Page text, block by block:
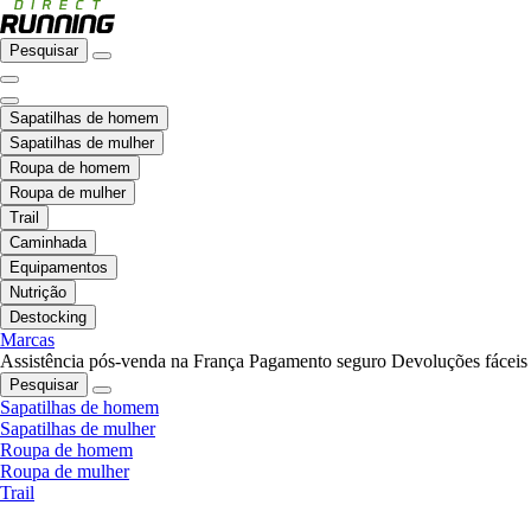
Pesquisar
Sapatilhas de homem
Sapatilhas de mulher
Roupa de homem
Roupa de mulher
Trail
Caminhada
Equipamentos
Nutrição
Destocking
Marcas
Assistência pós-venda na França Pagamento seguro Devoluções fáceis
Pesquisar
Sapatilhas de homem
Sapatilhas de mulher
Roupa de homem
Roupa de mulher
Trail